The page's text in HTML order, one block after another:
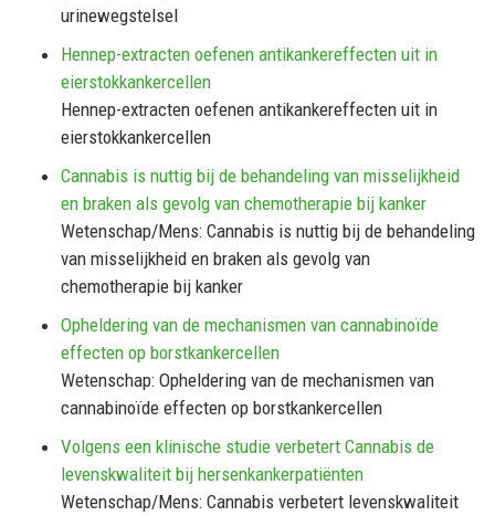
urinewegstelsel
Hennep-extracten oefenen antikankereffecten uit in
eierstokkankercellen
Hennep-extracten oefenen antikankereffecten uit in
eierstokkankercellen
Cannabis is nuttig bij de behandeling van misselijkheid
en braken als gevolg van chemotherapie bij kanker
Wetenschap/Mens: Cannabis is nuttig bij de behandeling
van misselijkheid en braken als gevolg van
chemotherapie bij kanker
Opheldering van de mechanismen van cannabinoïde
effecten op borstkankercellen
Wetenschap: Opheldering van de mechanismen van
cannabinoïde effecten op borstkankercellen
Volgens een klinische studie verbetert Cannabis de
levenskwaliteit bij hersenkankerpatiënten
Wetenschap/Mens: Cannabis verbetert levenskwaliteit